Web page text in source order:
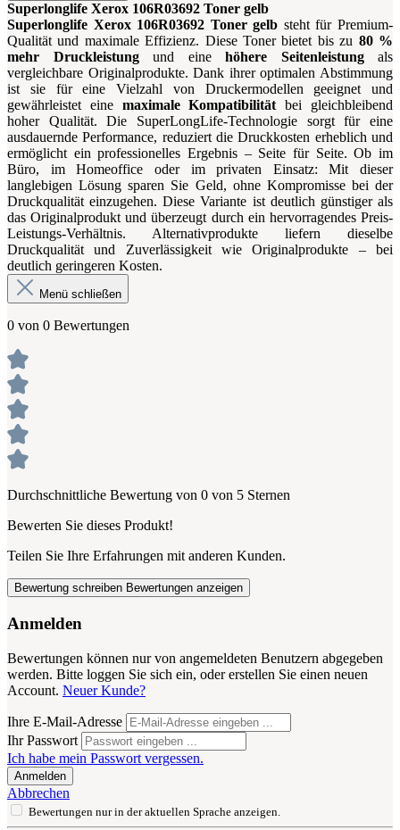
Superlonglife Xerox 106R03692 Toner gelb
Superlonglife Xerox 106R03692 Toner gelb steht für Premium-
Qualität und maximale Effizienz. Diese Toner bietet bis zu 80 %
mehr Druckleistungund eine höhere Seitenleistungals
vergleichbare Originalprodukte. Dank ihrer optimalen Abstimmung
ist sie für eine Vielzahl von Druckermodellen geeignet und
gewährleistet eine maximale Kompatibilitätbei gleichbleibend
hoher Qualität. Die SuperLongLife-Technologie sorgt für eine
ausdauernde Performance, reduziert die Druckkosten erheblich und
ermöglicht ein professionelles Ergebnis – Seite für Seite. Ob im
Büro, im Homeoffice oder im privaten Einsatz: Mit dieser
langlebigen Lösung sparen Sie Geld, ohne Kompromisse bei der
Druckqualität einzugehen. Diese Variante ist deutlich günstiger als
das Originalprodukt und überzeugt durch ein hervorragendes Preis-
Leistungs-Verhältnis. Alternativprodukte liefern dieselbe
Druckqualität und Zuverlässigkeit wie Originalprodukte – bei
deutlich geringeren Kosten.
Menü schließen
0 von 0 Bewertungen
Durchschnittliche Bewertung von 0 von 5 Sternen
Bewerten Sie dieses Produkt!
Teilen Sie Ihre Erfahrungen mit anderen Kunden.
Bewertung schreiben Bewertungen anzeigen
Anmelden
Bewertungen können nur von angemeldeten Benutzern abgegeben
werden. Bitte loggen Sie sich ein, oder erstellen Sie einen neuen
Account. Neuer Kunde?
Ihre E-Mail-Adresse
Ihr Passwort
Ich habe mein Passwort vergessen.
Anmelden
Abbrechen
Bewertungen nur in der aktuellen Sprache anzeigen.